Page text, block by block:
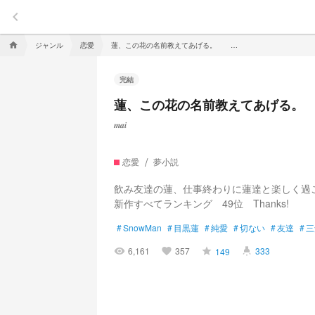
keyboard_arrow_left
home ジャンル 恋愛
完結
蓮、この花の名前教えてあげる
𝒎𝒂𝒊
恋愛 夢小説
飲み友達の蓮、仕事終わりに蓮達と楽しく
新作すべてランキング 49位 Thanks!
#SnowMan #目黒蓮 #純愛 #切ない #友達 #
visibility 6,161 favorite 357 grade 149 highlight 333